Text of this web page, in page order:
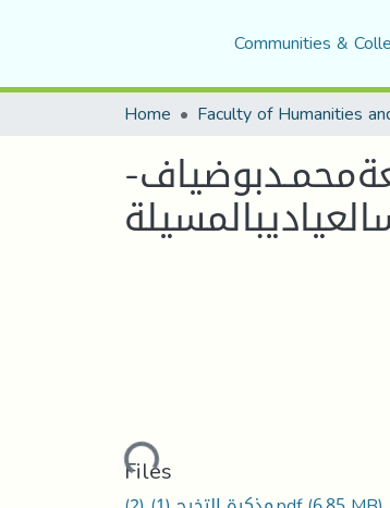
Communities &
Home
Loading...
Files